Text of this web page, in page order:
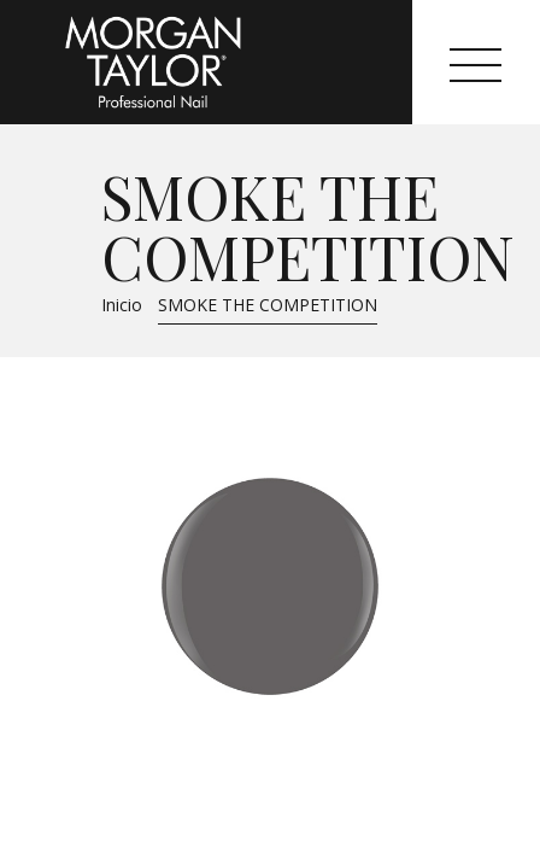
SMOKE THE
COMPETITION
Inicio SMOKE THE COMPETITION
Morgan Taylor®
Sistemas Profesionales
Cartas de Color
Tutoriales
Contacto